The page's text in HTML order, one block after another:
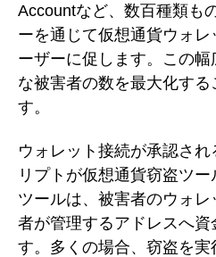
Accountなど、数百種類も
ーを通じて仮想通貨ウォ
ーザーに促します。この
な被害者の数を最大化する
す。
ウォレット接続が承認さ
リプトが仮想通貨窃盗ツ
ツールは、被害者のウォ
者が管理するアドレスへ資
す。多くの場合、窃盗を